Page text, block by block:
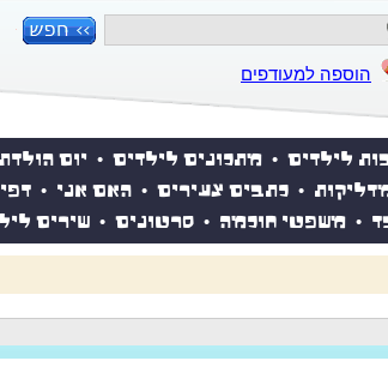
הוספה למעודפים
לילדים • מתכונים לילדים • יום הולדת
• כתבים צעירים • האם אני •
• משפטי חוכמה • סרטונים • שירים